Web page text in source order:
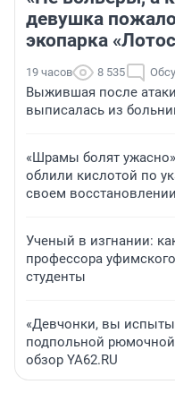
девушка
экопарка
19 часов 8 535
Выжившая после
выписалась из
«Шрамы болят
облили кислотой по
своем восстановлении
Ученый в изгнании:
профессора
студенты
«Девчонки, вы
подпольной
обзор YA62.RU